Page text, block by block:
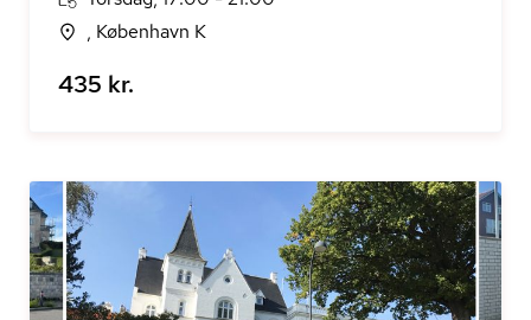
, København K
435 kr.